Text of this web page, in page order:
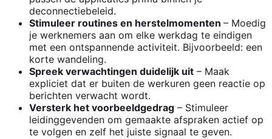
deconnectiebeleid.
Stimuleer routines en herstelmomenten – Moedig
je werknemers aan om elke werkdag te eindigen
met een ontspannende activiteit. Bijvoorbeeld: een
korte wandeling.
Spreek verwachtingen duidelijk uit – Maak
expliciet dat er buiten de werkuren geen reactie op
berichten verwacht wordt.
Versterk het voorbeeldgedrag – Stimuleer
leidinggevenden om gemaakte afspraken actief op
te volgen en zelf het juiste signaal te geven.